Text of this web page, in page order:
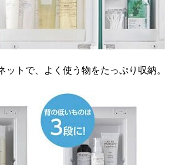
ットで、よく使う物をたっぷり収納。